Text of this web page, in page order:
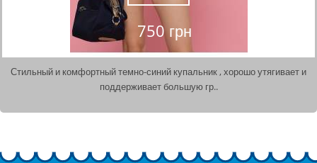
750 грн
Стильный и комфортный темно-синий купальник , хорошо утягивает и
поддерживает большую гр..